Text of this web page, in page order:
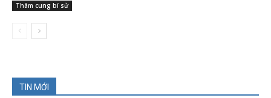
Thâm cung bí sử
TIN MỚI